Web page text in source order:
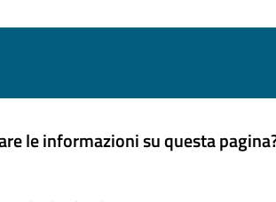
le informazioni su questa